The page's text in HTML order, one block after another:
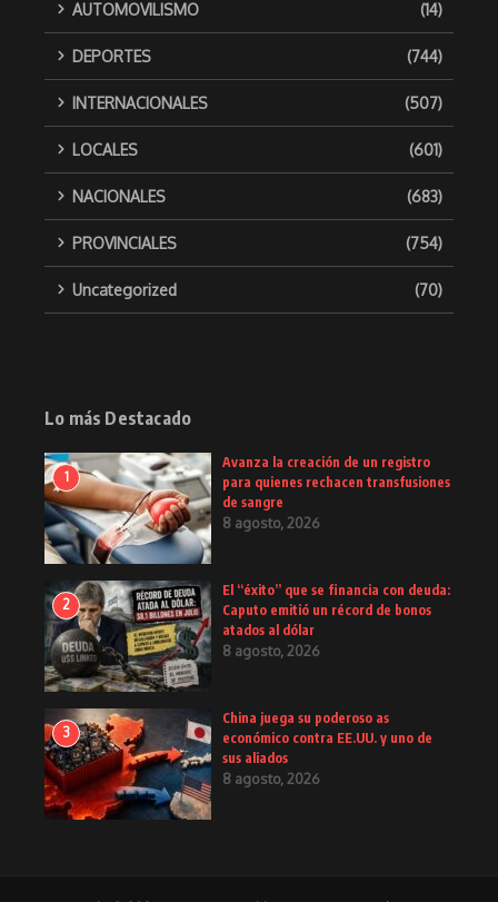
AUTOMOVILISMO (14)
DEPORTES (744)
INTERNACIONALES (507)
LOCALES (601)
NACIONALES (683)
PROVINCIALES (754)
Uncategorized (70)
Lo más Destacado
1
Avanza la creación de un registro
para quienes rechacen transfusiones
de sangre
8 agosto, 2026
2
El “éxito” que se financia con deuda:
Caputo emitió un récord de bonos
atados al dólar
8 agosto, 2026
3
China juega su poderoso as
económico contra EE.UU. y uno de
sus aliados
8 agosto, 2026